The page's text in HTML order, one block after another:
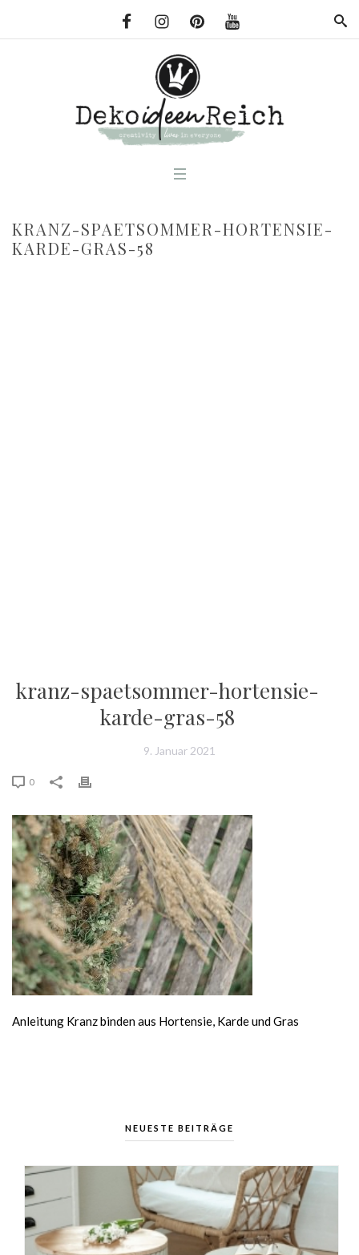
KRANZ-SPAETSOMMER-HORTENSIE-
KARDE-GRAS-58
kranz-spaetsommer-hortensie-
karde-gras-58
9. Januar 2021
0
Anleitung Kranz binden aus Hortensie, Karde und Gras
NEUESTE BEITRÄGE